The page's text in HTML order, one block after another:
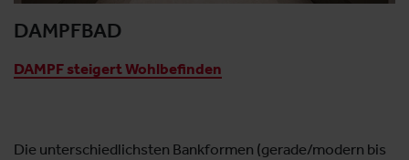
DAMPFBAD
DAMPF steigert Wohlbefinden
Die unterschiedlichsten Bankformen (gerade/modern bis